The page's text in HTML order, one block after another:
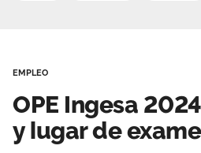
Delegados Sindicales
Estructura organizativa
Secciones sindicales
Actualidad
EMPLEO
OPE Ingesa
y lugar de